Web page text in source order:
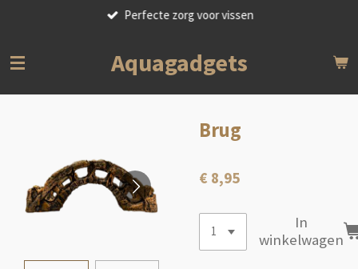
de
Perfecte zorg voor vissen
Aquagadgets
Brug
€ 8,95
In
winkelwagen